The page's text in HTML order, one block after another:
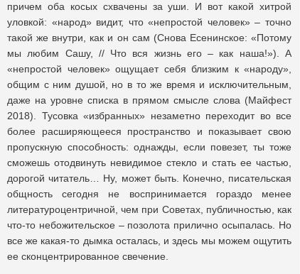
причем оба косых схвачены за уши. И вот какой хитрой
уловкой: «народ» видит, что «непростой человек» – точно
такой же внутри, как и он сам (Снова Есенинское: «Потому
мы любим Сашу, // Что вся жизнь его – как наша!»). А
«непростой человек» ощущает себя близким к «народу»,
общим с ним душой, но в то же время и исключительным,
даже на уровне списка в прямом смысле слова (Майфест
2018). Тусовка «избранных» незаметно переходит во все
более расширяющееся пространство и показывает свою
пропускную способность: однажды, если повезет, ты тоже
сможешь отодвинуть невидимое стекло и стать ее частью,
дорогой читатель… Ну, может быть. Конечно, писательская
общность сегодня не воспринимается гораздо менее
литературоцентричной, чем при Советах, публичностью, как
что-то небожительское – позолота прилично осыпалась. Но
все же какая-то дымка осталась, и здесь мы можем ощутить
ее сконцентрированное свечение.